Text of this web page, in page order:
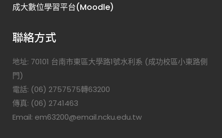
成大數位學習平台(Moodle)
聯絡方式
地址: 70101 台南市東區大學路1號水利系 (成功校區小東路側
門)
電話: (06) 2757575轉63200
傳真: (06) 2741463
Email: em63200@email.ncku.edu.tw